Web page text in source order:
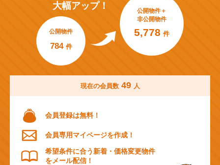
大幅アップ！
公開物件
784 件
公開物件＋
非公開物件
5,778 件
現在の会員数 49 人
会員登録は無料！
会員専用マイページを作成！
希望条件に合う新着・価格変更物件
をメール配信！